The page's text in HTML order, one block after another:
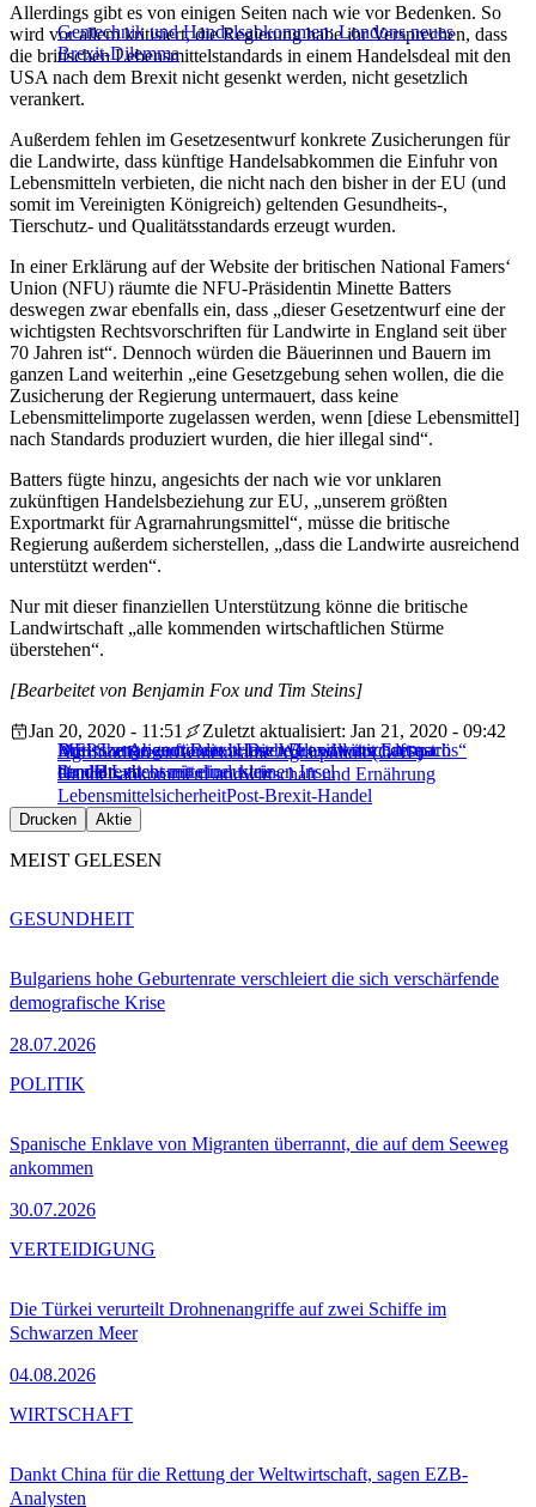
Gentechnik und Handelsabkommen: Londons neues
Brexit-Dilemma
Allerdings gibt es von einigen Seiten nach wie vor Bedenken. So
wird vor allem kritisiert, die Regierung habe ihr Versprechen, dass
die britischen Lebensmittelstandards in einem Handelsdeal mit den
USA nach dem Brexit nicht gesenkt werden, nicht gesetzlich
verankert.
Außerdem fehlen im Gesetzesentwurf konkrete Zusicherungen für
die Landwirte, dass künftige Handelsabkommen die Einfuhr von
Lebensmitteln verbieten, die nicht nach den bisher in der EU (und
somit im Vereinigten Königreich) geltenden Gesundheits-,
Tierschutz- und Qualitätsstandards erzeugt wurden.
In einer Erklärung auf der Website der britischen National Famers‘
Union (NFU) räumte die NFU-Präsidentin Minette Batters
deswegen zwar ebenfalls ein, dass „dieser Gesetzentwurf eine der
wichtigsten Rechtsvorschriften für Landwirte in England seit über
70 Jahren ist“. Dennoch würden die Bäuerinnen und Bauern im
ganzen Land weiterhin „eine Gesetzgebung sehen wollen, die die
Zusicherung der Regierung untermauert, dass keine
Lebensmittelimporte zugelassen werden, wenn [diese Lebensmittel]
nach Standards produziert wurden, die hier illegal sind“.
Batters fügte hinzu, angesichts der nach wie vor unklaren
zukünftigen Handelsbeziehung zur EU, „unserem größten
Exportmarkt für Agrarnahrungsmittel“, müsse die britische
Regierung außerdem sicherstellen, „dass die Landwirte ausreichend
unterstützt werden“.
Nur mit dieser finanziellen Unterstützung könne die britische
Landwirtschaft „alle kommenden wirtschaftlichen Stürme
überstehen“.
[Bearbeitet von Benjamin Fox und Tim Steins]
MEP Lange zum Brexit: Die Welt will mit Europa
handeln, nicht mit einer kleinen Insel
Drei Szenarien für die britische Landwirtschaft nach
dem Brexit
Britische Abgeordnete: Harter Brexit wäre „desaströs“
für die Lebensmittelindustrie
Jan 20, 2020 - 11:51
Zuletzt aktualisiert: Jan 21, 2020 - 09:42
AgrifoodBrexitGemeinsame Agrarpolitik (GAP)
HandelsabkommenLandwirtschaft und Ernährung
LebensmittelsicherheitPost-Brexit-Handel
Drucken Aktie
MEIST GELESEN
Bulgariens hohe Geburtenrate verschleiert die sich verschärfende
demografische Krise
28.07.2026
GESUNDHEIT
Spanische Enklave von Migranten überrannt, die auf dem Seeweg
ankommen
30.07.2026
POLITIK
Die Türkei verurteilt Drohnenangriffe auf zwei Schiffe im
Schwarzen Meer
04.08.2026
VERTEIDIGUNG
Dankt China für die Rettung der Weltwirtschaft, sagen EZB-
Analysten
WIRTSCHAFT